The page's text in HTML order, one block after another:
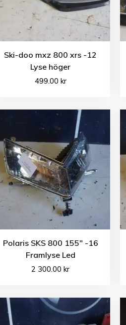
Ski-doo mxz 800 xrs -12
Lyse höger
499.00 kr
Polaris SKS 800 155″ -16
Framlyse Led
2 300.00kr